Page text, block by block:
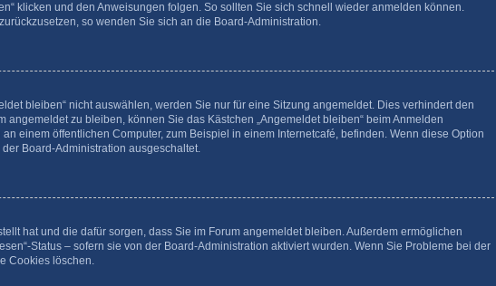
klicken und den Anweisungen folgen. So sollten Sie sich schnell wieder anmelden können.
so wenden Sie sich an die Board-Administration.
bleiben“ nicht auswählen, werden Sie nur für eine Sitzung angemeldet. Dies verhindert den
angemeldet zu bleiben, können Sie das Kästchen „Angemeldet bleiben“ beim Anmelden
einem öffentlichen Computer, zum Beispiel in einem Internetcafé, befinden. Wenn diese Option
Board-Administration ausgeschaltet.
hat und die dafür sorgen, dass Sie im Forum angemeldet bleiben. Außerdem ermöglichen
Status – sofern sie von der Board-Administration aktiviert wurden. Wenn Sie Probleme bei der
Cookies löschen.